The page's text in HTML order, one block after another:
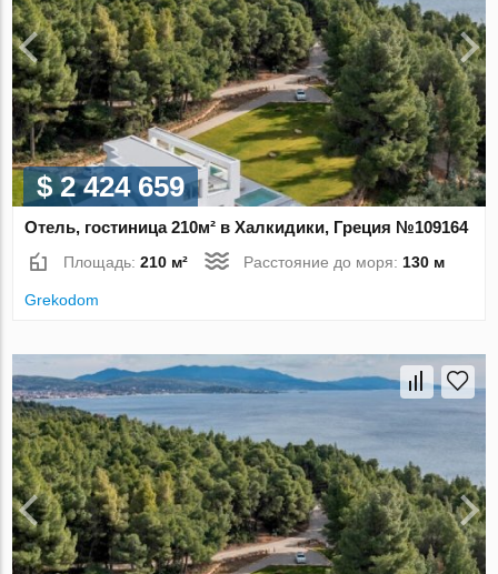
$ 2 424 659
Отель, гостиница 210м² в Халкидики, Греция №109164
Площадь:210 м² Расстояние до моря: 130 м
Grekodom